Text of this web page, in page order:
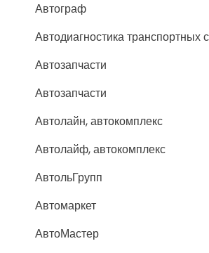
Автограф
Автодиагностика транспортных
Автозапчасти
Автозапчасти
Автолайн, автокомплекс
Автолайф, автокомплекс
АвтольГрупп
Автомаркет
АвтоМастер